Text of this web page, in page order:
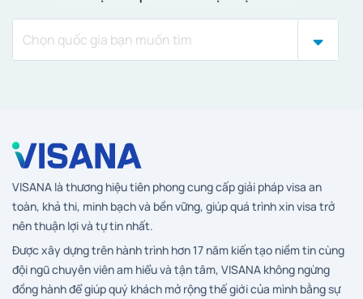
VISANA là thương hiệu tiên phong cung cấp giải pháp visa an
toàn, khả thi, minh bạch và bền vững, giúp quá trình xin visa trở
nên thuận lợi và tự tin nhất.
Được xây dựng trên hành trình hơn 17 năm kiến tạo niềm tin cùng
đội ngũ chuyên viên am hiểu và tận tâm, VISANA không ngừng
đồng hành để giúp quý khách mở rộng thế giới của mình bằng sự